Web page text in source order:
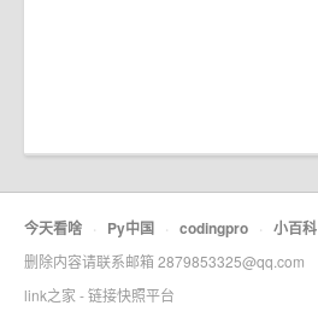
今天看啥 · Py中国 · codingpro · 小百科
删除内容请联系邮箱 2879853325@qq.com
link之家 - 链接快照平台